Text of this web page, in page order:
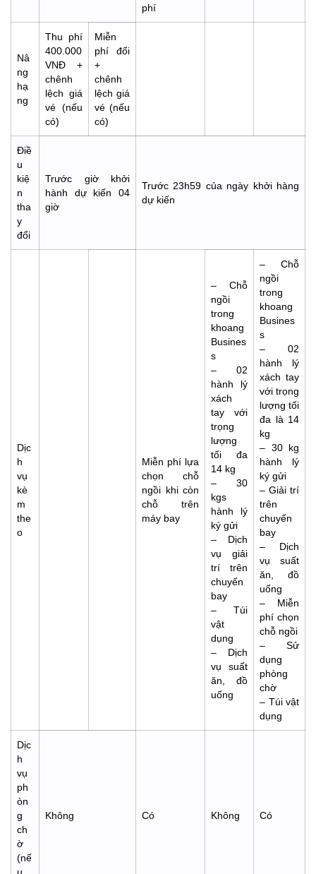
phí
Nâ
ng
hạ
ng
Thu phí
400.000
VNĐ +
chênh
lệch giá
vé (nếu
có)
Miễn
phí đổi
+
chênh
lệch giá
vé (nếu
có)
Điề
u
kiệ
n
tha
y
đổi
Trước giờ khởi
hành dự kiến 04
giờ
Trước 23h59 của ngày khởi hàng
dự kiến
Dịc
h
vụ
kè
m
the
o
Miễn phí lựa
chọn chỗ
ngồi khi còn
chỗ trên
máy bay
– Chỗ
ngồi
trong
khoang
Busines
s
– 02
hành lý
xách
tay với
trọng
lượng
tối đa
14 kg
– 30
kgs
hành lý
ký gửi
– Dịch
vụ giải
trí trên
chuyến
bay
– Túi
vật
dụng
– Dịch
vụ suất
ăn, đồ
uống
– Chỗ
ngồi
trong
khoang
Busines
s
– 02
hành lý
xách tay
với trọng
lượng tối
đa là 14
kg
– 30 kg
hành lý
ký gửi
– Giải trí
trên
chuyến
bay
– Dịch
vụ suất
ăn, đồ
uống
– Miễn
phí chọn
chỗ ngồi
– Sử
dụng
phòng
chờ
– Túi vật
dụng
Dịc
h
vụ
ph
òn
g
ch
ờ
(nế
Không Có Không Có